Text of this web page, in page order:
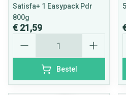
Satisfa+ 1 Easypack Pdr
800g
€ 21,59
Bestel